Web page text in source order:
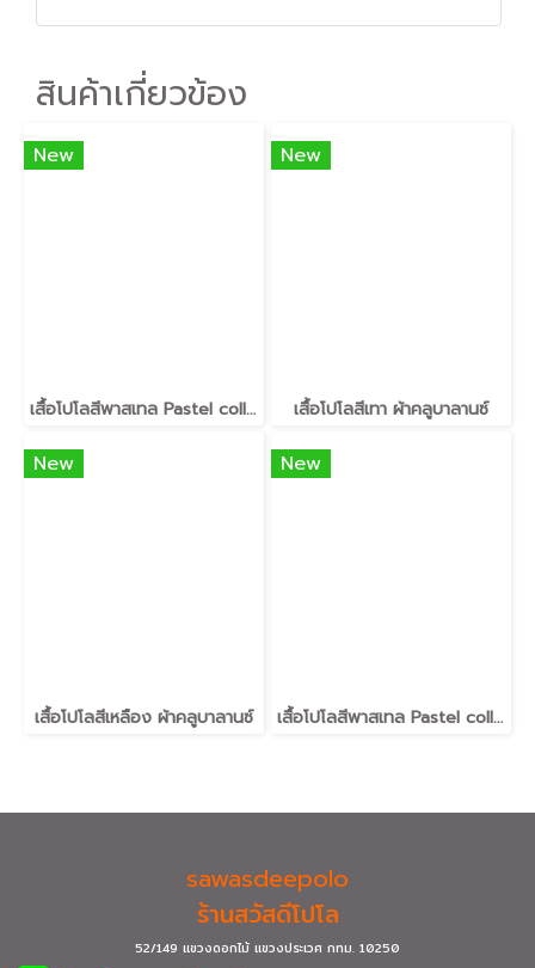
สินค้าเกี่ยวข้อง
New
เสื้อโปโลสีพาสเทล Pastel collar shirt polo โปโลปกเชิ้ตพาสเทล เนื้อผ้า Air Feel เนื้อผ้านุ่ม แห้งไวระบายอากาศดีเยี่ยม ไม่เหนอะหนะ ไม่มีกลิ่นอับชื้น #เสื้อโปโลสีฟ้าอมเขียว #เสื้อโปโลสีฟ้าคราม #เสื้อโปโลสีครีม #เสื้อโปโลสีเบจ #เสื้อโปโลสีกากี #เสื้อโปโลสีกาก
New
เสื้อโปโลสีเทา ผ้าคลูบาลานซ์
New
เสื้อโปโลสีเหลือง ผ้าคลูบาลานซ์
New
เสื้อโปโลสีพาสเทล Pastel collar shirt polo โปโลปกเชิ้ตพาสเทล เนื้อผ้า Air Feel เนื้อผ้านุ่ม แห้งไวระบายอากาศดีเยี่ยม ไม่เหนอะหนะ ไม่มีกลิ่นอับชื้น #เสื้อโปโลสีฟ้าอมเขียว #เสื้อโปโลสีฟ้าคราม #เสื้อโปโลสีครีม #เสื้อโปโลสีเบจ #เสื้อโปโลสีกากี #เสื้อโปโลสีกาก
sawasdeepolo
ร้านสวัสดีโปโล
52/149 แขวงดอกไม้ แขวงประเวศ กทม. 10250